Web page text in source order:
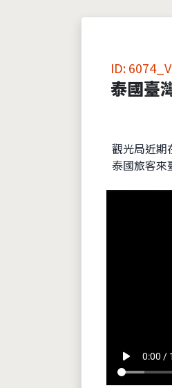
ID:
泰國臺
觀光局近期
泰國旅客來
play_arrow 0:00 /